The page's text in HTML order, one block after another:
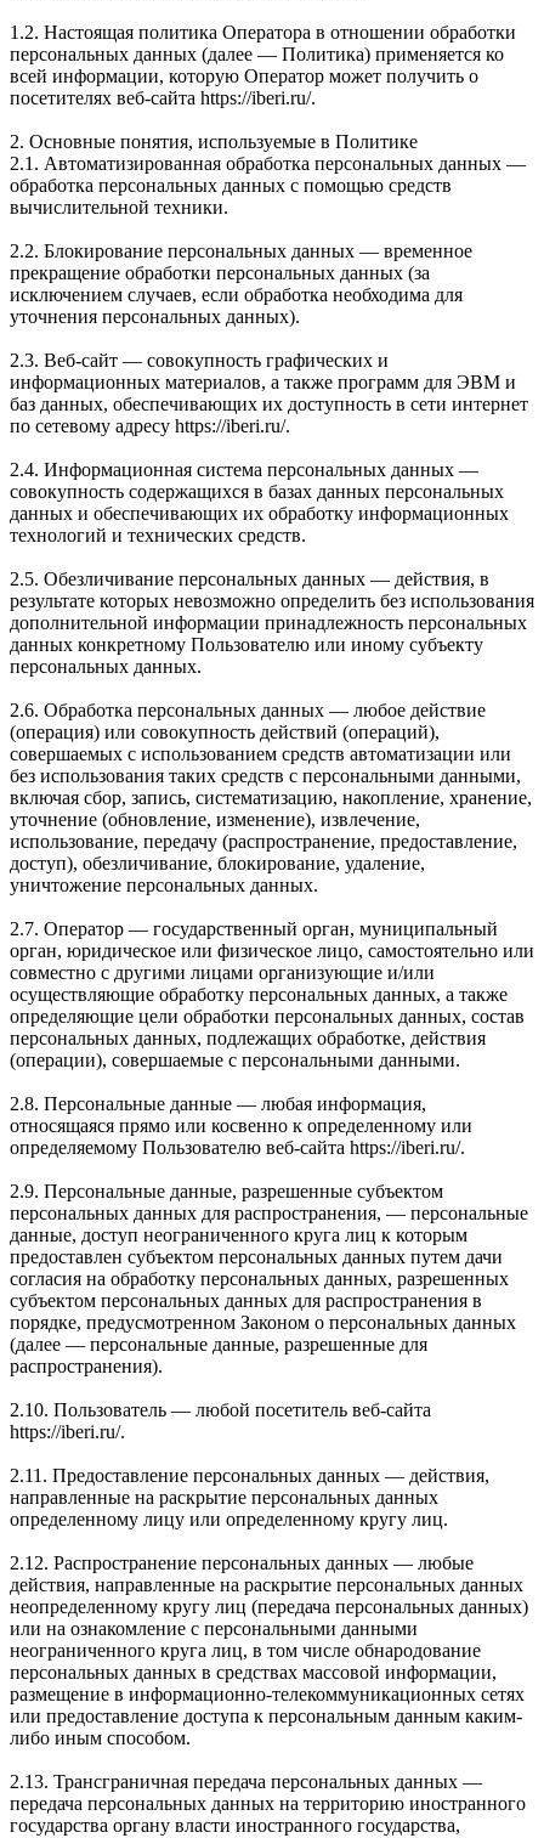
1.2. Настоящая политика Оператора в отношении обработки
персональных данных (далее — Политика) применяется ко
всей информации, которую Оператор может получить о
посетителях веб-сайта https://iberi.ru/.
2. Основные понятия, используемые в Политике
2.1. Автоматизированная обработка персональных данных —
обработка персональных данных с помощью средств
вычислительной техники.
2.2. Блокирование персональных данных — временное
прекращение обработки персональных данных (за
исключением случаев, если обработка необходима для
уточнения персональных данных).
2.3. Веб-сайт — совокупность графических и
информационных материалов, а также программ для ЭВМ и
баз данных, обеспечивающих их доступность в сети интернет
по сетевому адресу https://iberi.ru/.
2.4. Информационная система персональных данных —
совокупность содержащихся в базах данных персональных
данных и обеспечивающих их обработку информационных
технологий и технических средств.
2.5. Обезличивание персональных данных — действия, в
результате которых невозможно определить без использования
дополнительной информации принадлежность персональных
данных конкретному Пользователю или иному субъекту
персональных данных.
2.6. Обработка персональных данных — любое действие
(операция) или совокупность действий (операций),
совершаемых с использованием средств автоматизации или
без использования таких средств с персональными данными,
включая сбор, запись, систематизацию, накопление, хранение,
уточнение (обновление, изменение), извлечение,
использование, передачу (распространение, предоставление,
доступ), обезличивание, блокирование, удаление,
уничтожение персональных данных.
2.7. Оператор — государственный орган, муниципальный
орган, юридическое или физическое лицо, самостоятельно или
совместно с другими лицами организующие и/или
осуществляющие обработку персональных данных, а также
определяющие цели обработки персональных данных, состав
персональных данных, подлежащих обработке, действия
(операции), совершаемые с персональными данными.
2.8. Персональные данные — любая информация,
относящаяся прямо или косвенно к определенному или
определяемому Пользователю веб-сайта https://iberi.ru/.
2.9. Персональные данные, разрешенные субъектом
персональных данных для распространения, — персональные
данные, доступ неограниченного круга лиц к которым
предоставлен субъектом персональных данных путем дачи
согласия на обработку персональных данных, разрешенных
субъектом персональных данных для распространения в
порядке, предусмотренном Законом о персональных данных
(далее — персональные данные, разрешенные для
распространения).
2.10. Пользователь — любой посетитель веб-сайта
https://iberi.ru/.
2.11. Предоставление персональных данных — действия,
направленные на раскрытие персональных данных
определенному лицу или определенному кругу лиц.
2.12. Распространение персональных данных — любые
действия, направленные на раскрытие персональных данных
неопределенному кругу лиц (передача персональных данных)
или на ознакомление с персональными данными
неограниченного круга лиц, в том числе обнародование
персональных данных в средствах массовой информации,
размещение в информационно-телекоммуникационных сетях
или предоставление доступа к персональным данным каким-
либо иным способом.
2.13. Трансграничная передача персональных данных —
передача персональных данных на территорию иностранного
государства органу власти иностранного государства,